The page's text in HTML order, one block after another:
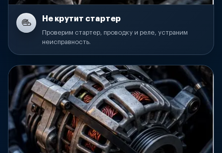
Не крутит стартер
Проверим стартер, проводку и реле, устраним
неисправность.